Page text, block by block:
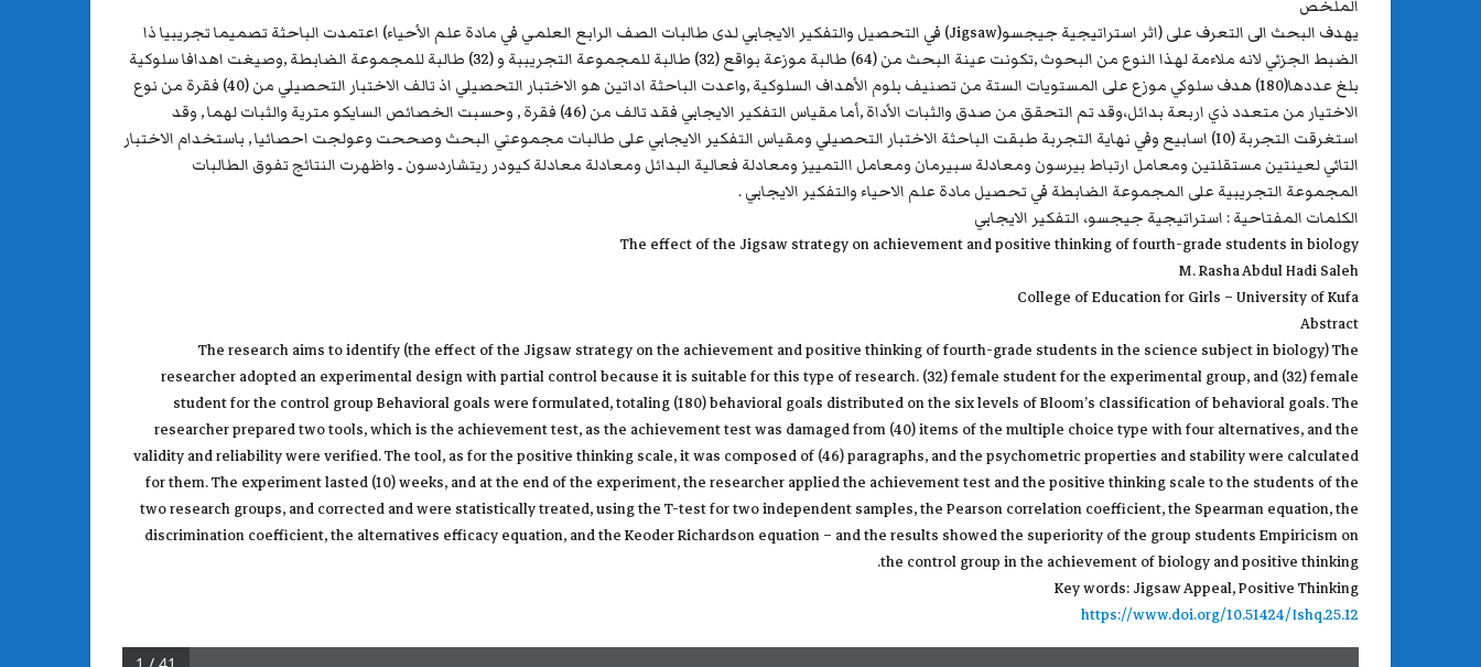
الملخص
يهدف البحث الى التعرف على (اثر استراتيجية جيجسو(Jigsaw) في التحصيل والتفكير الايجابي لدى طالبات الصف الرابع العلمي في مادة علم الأحياء) اعتمدت الباحثة تصميما تجريبيا ذا
الضبط الجزئي لانه ملاءمة لهذا النوع من البحوث ,تكونت عينة البحث من (64) طالبة موزعة بواقع (32) طالبة للمجموعة التجريببة و (32) طالبة للمجموعة الضابطة ,وصيغت اهدافا سلوكية
بلغ عددها(180) هدف سلوكي موزع على المستويات الستة من تصنيف بلوم الأهداف السلوكية ,واعدت الباحثة اداتين هو الاختبار التحصيلي اذ تالف الاختبار التحصيلي من (40) فقرة من نوع
الاختيار من متعدد ذي اربعة بدائل،وقد تم التحقق من صدق والثبات الأداة ,أما مقياس التفكير الايجابي فقد تالف من (46) فقرة , وحسبت الخصائص السايكو مترية والثبات لهما , وقد
استغرقت التجربة (10) اسابيع وفي نهاية التجربة طبقت الباحثة الاختبار التحصيلي ومقياس التفكير الايجابي على طالبات مجموعتي البحث وصححت وعولجت احصائيا , باستخدام الاختبار
التائي لعينتين مستقلتين ومعامل ارتباط بيرسون ومعادلة سبيرمان ومعامل االتمييز ومعادلة فعالية البدائل ومعادلة معادلة كيودر ريتشاردسون ـ واظهرت النتائج تفوق الطالبات
المجموعة التجريبية على المجموعة الضابطة في تحصيل مادة علم الاحياء والتفكير الايجابي .
الكلمات المفتاحية : استراتيجية جيجسو، التفكير الايجابي
The effect of the Jigsaw strategy on achievement and positive thinking of fourth-grade students in biology
M. Rasha Abdul Hadi Saleh
College of Education for Girls – University of Kufa
Abstract
The research aims to identify (the effect of the Jigsaw strategy on the achievement and positive thinking of fourth-grade students in the science subject in biology) The
researcher adopted an experimental design with partial control because it is suitable for this type of research. (32) female student for the experimental group, and (32) female
student for the control group Behavioral goals were formulated, totaling (180) behavioral goals distributed on the six levels of Bloom’s classification of behavioral goals. The
researcher prepared two tools, which is the achievement test, as the achievement test was damaged from (40) items of the multiple choice type with four alternatives, and the
validity and reliability were verified. The tool, as for the positive thinking scale, it was composed of (46) paragraphs, and the psychometric properties and stability were calculated
for them. The experiment lasted (10) weeks, and at the end of the experiment, the researcher applied the achievement test and the positive thinking scale to the students of the
two research groups, and corrected and were statistically treated, using the T-test for two independent samples, the Pearson correlation coefficient, the Spearman equation, the
discrimination coefficient, the alternatives efficacy equation, and the Keoder Richardson equation – and the results showed the superiority of the group students Empiricism on
the control group in the achievement of biology and positive thinking.
Key words: Jigsaw Appeal, Positive Thinking
https://www.doi.org/10.51424/Ishq.25.12